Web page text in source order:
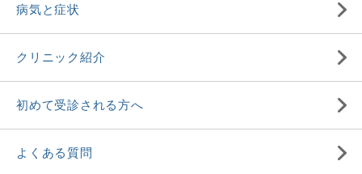
病気と症状
クリニック紹介
初めて受診される方へ
よくある質問